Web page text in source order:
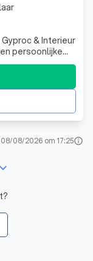
& Interieur
persoonlijke
zelf altijd
aan elk project.
duidelijke
08/2026 om 17:25info
keyboard_arrow_down